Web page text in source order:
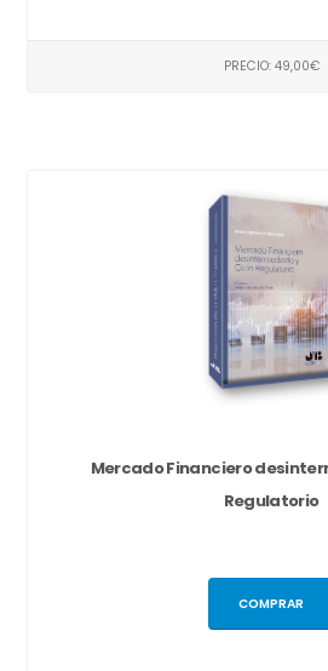
PRECIO: 49,00€
Mercado Financiero
Regulatorio
COMPRAR